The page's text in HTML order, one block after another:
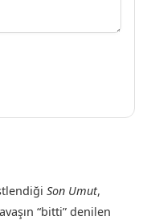
Son Umut,
“bitti” denilen